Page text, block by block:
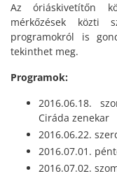
Az óriáskivetítőn
mérkőzések közti
programokról is
tekinthet meg.
Programok:
2016.06.18.
Ciráda zenekar
2016.06.22.
2016.07.01.
2016.07.02.